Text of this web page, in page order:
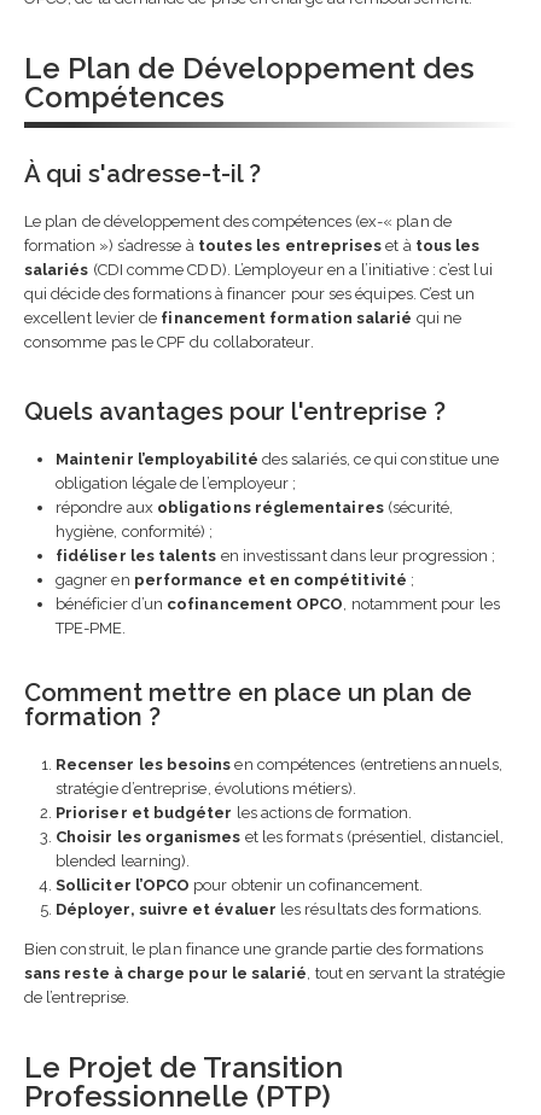
Le Plan de Développement des
Compétences
À qui s'adresse-t-il ?
Le plan de développement des compétences (ex-« plan de
formation ») s’adresse à toutes les entreprises et à tous les
salariés (CDI comme CDD). L’employeur en a l’initiative : c’est lui
qui décide des formations à financer pour ses équipes. C’est un
excellent levier de financement formation salarié qui ne
consomme pas le CPF du collaborateur.
Quels avantages pour l'entreprise ?
Maintenir l’employabilité des salariés, ce qui constitue une
obligation légale de l’employeur ;
répondre aux obligations réglementaires(sécurité,
hygiène, conformité) ;
fidéliser les talents en investissant dans leur progression ;
gagner en performance et en compétitivité ;
bénéficier d’un cofinancement OPCO , notamment pour les
TPE-PME.
Comment mettre en place un plan de
formation ?
Recenser les besoins en compétences (entretiens annuels,
stratégie d’entreprise, évolutions métiers).
Prioriser et budgéter les actions de formation.
Choisir les organismes et les formats (présentiel, distanciel,
blended learning).
Solliciter l’OPCO pour obtenir un cofinancement.
Déployer, suivre et évaluer les résultats des formations.
Bien construit, le plan finance une grande partie des formations
sans reste à charge pour le salarié , tout en servant la stratégie
de l’entreprise.
Le Projet de Transition
Professionnelle (PTP)